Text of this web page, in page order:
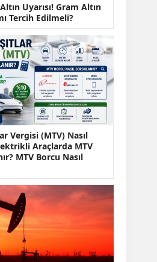
Temmuz 2026 Maaş
Zammı Netleşiyor!
Memur, Emekli ve
Sosyal Yardımlarda
Yeni Oranlar
KOSGEB’den
KOBİ’lere Dev
Finansman Hamlesi:
36 Ay Vadeli 30
Milyon TL Destek
Emekli Maaşlarında
Temmuz Hesabı:
Zam Oranı ve Taban
Aylık İçin Yeni
Uyarısı! Gram Altın
Tercih Edilmeli?
Vergisi (MTV) Nasıl
Araçlarda MTV
MTV Borcu Nasıl